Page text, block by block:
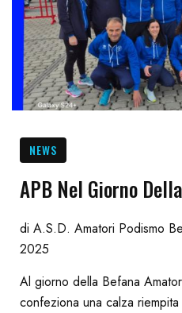
NEWS
APB Nel Giorno
di A.S.D. Amatori Podismo
2025
Al giorno della Befana
confeziona una calza